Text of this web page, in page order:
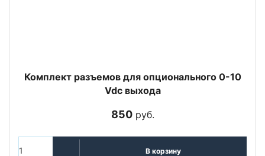
Комплект разъемов для опционального 0-10
Vdc выхода
850руб.
В корзину